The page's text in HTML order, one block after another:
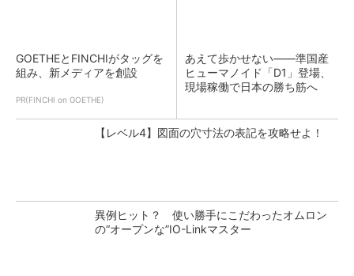
GOETHEとFINCHIがタッグを
組み、新メディアを創設
PR(FINCHI on GOETHE)
あえて歩かせない――準国産
ヒューマノイド「D1」登場、
現場稼働で日本の勝ち筋へ
【レベル4】図面の穴寸法の表記を攻略せよ！
異例ヒット？ 使い勝手にこだわったオムロン
の“オープンな”IO-Linkマスター